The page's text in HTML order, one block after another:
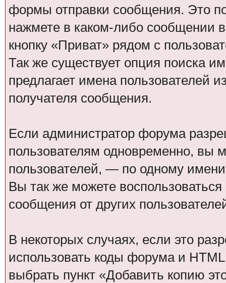
формы отправки сообщения. Это
нажмете в каком-либо сообщении
кнопку «Приват» рядом с
Так же существует опция поиска
предлагает имена пользователей
получателя сообщения.
Если администратор форума
пользователям одновременно, вы
пользователей, — по одному
Вы так же можете
сообщения от других
В некоторых случаях, если это
использовать коды форума и
выбрать пункт «Добавить копию